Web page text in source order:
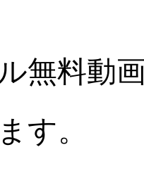
無料動
す。